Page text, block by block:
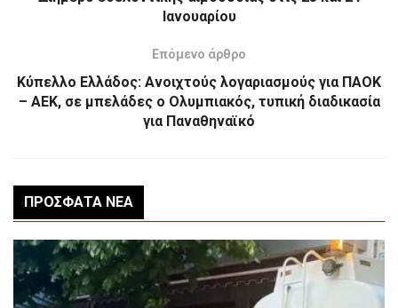
Ιανουαρίου
Επόμενο άρθρο
Κύπελλο Ελλάδος: Ανοιχτούς λογαριασμούς για ΠΑΟΚ
– ΑΕΚ, σε μπελάδες ο Ολυμπιακός, τυπική διαδικασία
για Παναθηναϊκό
ΠΡΌΣΦΑΤΑ ΝΈΑ